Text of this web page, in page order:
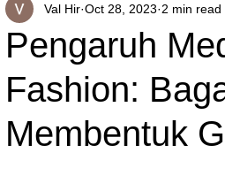
Pengaruh
Fashion:
Membentuk
Val Hir Oct 28, 2023 2 min read